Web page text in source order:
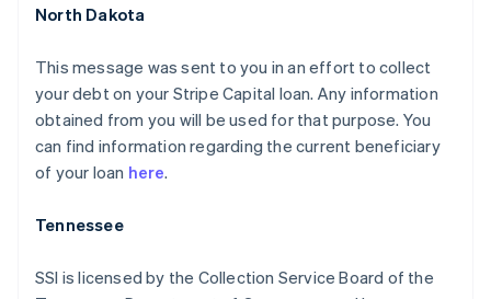
North Dakota
This message was sent to you in an effort to collect
your debt on your Stripe Capital loan. Any information
obtained from you will be used for that purpose. You
can find information regarding the current beneficiary
of your loan here.
Tennessee
SSI is licensed by the Collection Service Board of the